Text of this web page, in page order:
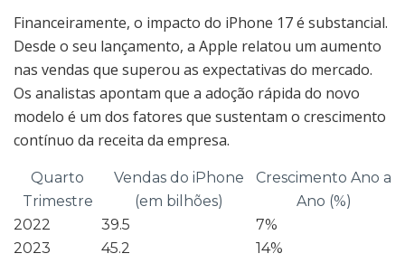
Financeiramente, o impacto do iPhone 17 é substancial.
Desde o seu lançamento, a Apple relatou um aumento
nas vendas que superou as expectativas do mercado.
Os analistas apontam que a adoção rápida do novo
modelo é um dos fatores que sustentam o crescimento
contínuo da receita da empresa.
Quarto
Trimestre
Vendas do iPhone
(em bilhões)
Crescimento Ano a
Ano (%)
2022
39.5
7%
2023
45.2
14%